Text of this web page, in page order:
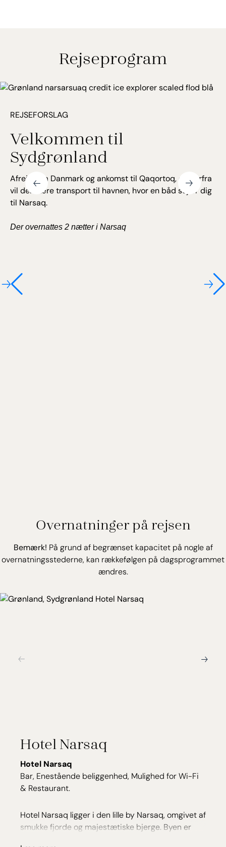
Rejseprogram
REJSEFORSLAG
Velkommen til
Sydgrønland
Afrejse fra Danmark og ankomst til Qaqortoq, og herfra
vil der være transport til havnen, hvor en båd sejler dig
til Narsaq.
Der overnattes 2 nætter i Narsaq
Overnatninger på rejsen
Bemærk! På grund af begrænset kapacitet på nogle af
overnatningsstederne, kan rækkefølgen på dagsprogrammet
ændres.
Hotel Narsaq
Hotel Narsaq
Bar, Enestående beliggenhed, Mulighed for Wi-Fi
& Restaurant.
Hotel Narsaq ligger i den lille by Narsaq, omgivet af
smukke fjorde og majestætiske bjerge. Byen er